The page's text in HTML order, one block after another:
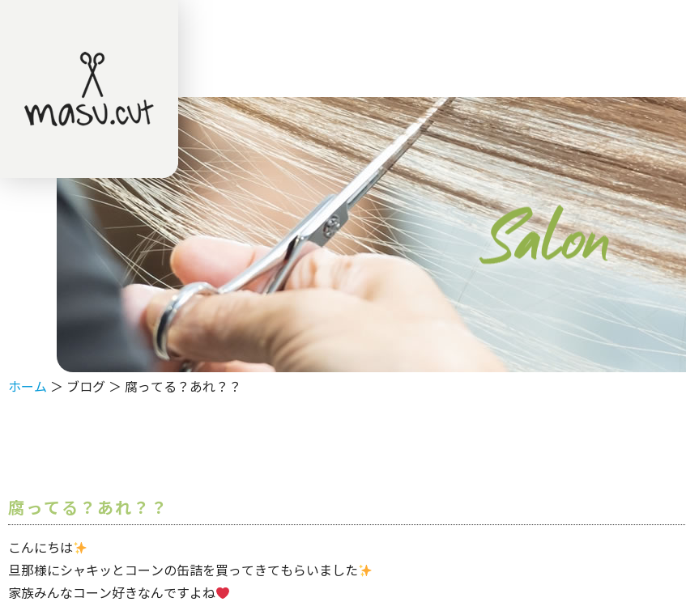
ホーム ＞ ブログ ＞ 腐ってる？あれ？？
腐ってる？あれ？？
こんにちは
旦那様にシャキッとコーンの缶詰を買ってきてもらいました
家族みんなコーン好きなんですよね